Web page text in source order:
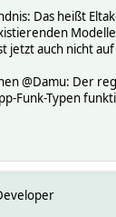
IODev
19:44:46
teach
stop
2025-02-03
Das heißt
jetzt auch nicht auf
@Damu: Der
Funk-Typen